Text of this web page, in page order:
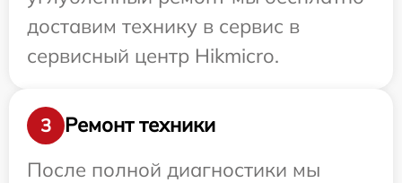
доставим технику в сервис в
сервисный центр Hikmicro.
3
Ремонт техники
После полной диагностики мы